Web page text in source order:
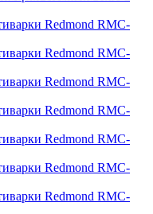
Redmond RMC-
Redmond RMC-
Redmond RMC-
Redmond RMC-
Redmond RMC-
Redmond RMC-
Redmond RMC-